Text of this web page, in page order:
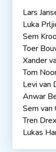
Lars
Luka
Sem
Toer
Xander
Tom
Levi van
Anwar
Sem van
Tren
Lukas